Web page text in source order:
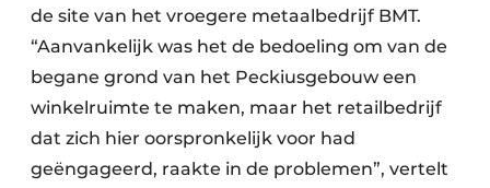
Houtbouw
HVAC
Interieurarchitectuur
Keukens
de site van het vroegere metaalbedrijf BMT.
“Aanvankelijk was het de bedoeling om van de
begane grond van het Peckiusgebouw een
winkelruimte te maken, maar het retailbedrijf
dat zich hier oorspronkelijk voor had
geëngageerd, raakte in de problemen”, vertelt